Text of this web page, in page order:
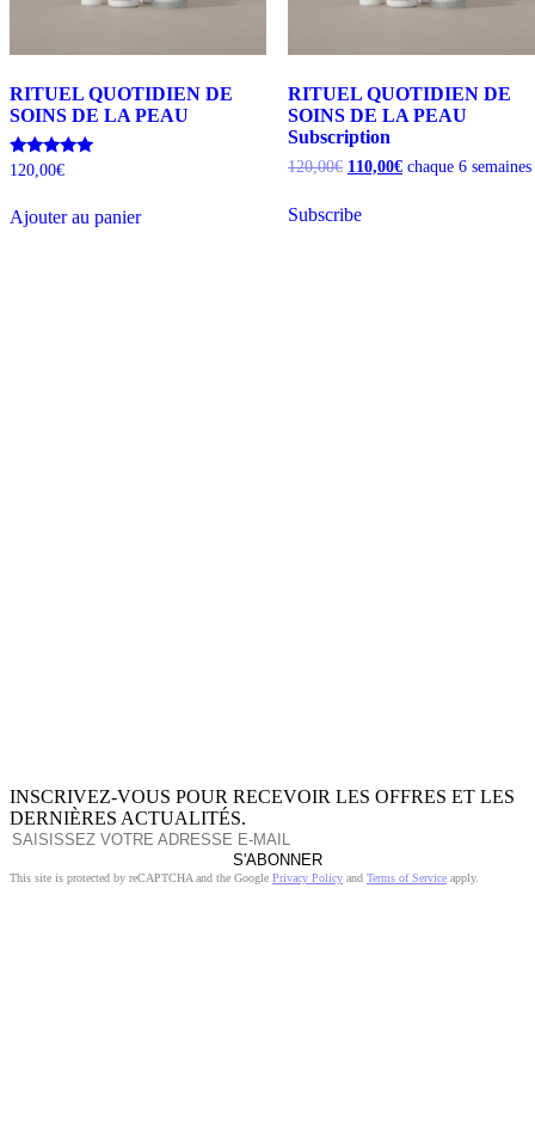
RITUEL QUOTIDIEN DE
SOINS DE LA PEAU
Note
5.00
120,00€
Ajouter au panier
RITUEL QUOTIDIEN DE
SOINS DE LA PEAU
Subscription
120,00€ Le
initial
était :
110,00€Le
chaque 6 semaines
Subscribe
INSCRIVEZ-VOUS POUR RECEVOIR LES OFFRES ET LES
DERNIÈRES ACTUALITÉS.
S'ABONNER
This site is protected by reCAPTCHA and the Google Privacy Policy and Terms of Service apply.